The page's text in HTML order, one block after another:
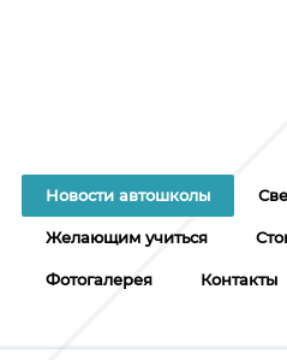
Новости автошколы
Желающим учиться
Фотогалерея Контакты